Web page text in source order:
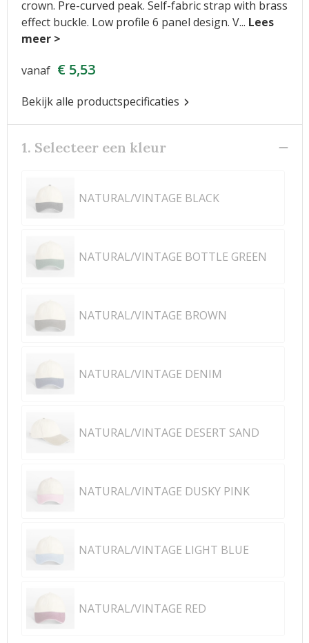
crown. Pre-curved peak. Self-fabric strap with brass
effect buckle. Low profile 6 panel design. V...
vanaf € 5,53
Bekijk alle productspecificaties
1. Selecteer een kleur
NATURAL/VINTAGE BLACK
NATURAL/VINTAGE BOTTLE GREEN
NATURAL/VINTAGE BROWN
NATURAL/VINTAGE DENIM
NATURAL/VINTAGE DESERT SAND
NATURAL/VINTAGE DUSKY PINK
NATURAL/VINTAGE LIGHT BLUE
NATURAL/VINTAGE RED